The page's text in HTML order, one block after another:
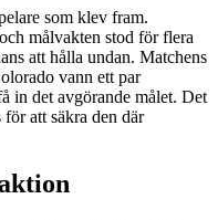
som klev fram.
målvakten stod för flera
att hålla undan. Matchens
vann ett par
in det avgörande målet. Det
att säkra den där